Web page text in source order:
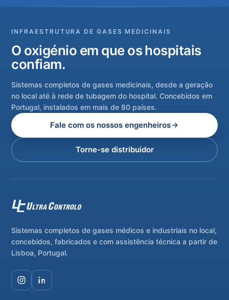
INFRAESTRUTURA DE GASES MEDICINAIS
O oxigénio em que os hospitais
confiam.
Sistemas completos de gases medicinais, desde a geração
no local até à rede de tubagem do hospital. Concebidos em
Portugal, instalados em mais de 80 países.
Fale com os nossos engenheiros
Torne-se distribuidor
Sistemas completos de gases médicos e industriais no local,
concebidos, fabricados e com assistência técnica a partir de
Lisboa, Portugal.